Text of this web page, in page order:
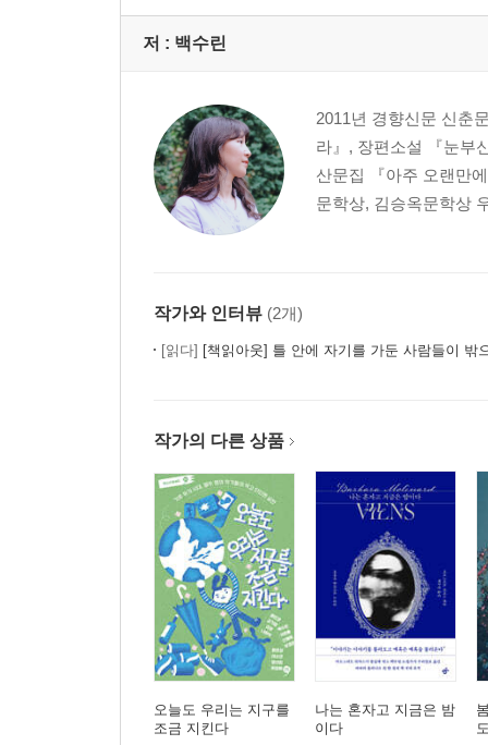
저 : 백수린
2011년 경향신문 신춘
라』, 장편소설 『눈부
산문집 『아주 오랜만
문학상, 김승옥문학상
작가와 인터뷰 (2개)
[읽다] [책읽아웃] 틀 안에 자기를 가둔 사람들이 밖으로 내딛을 용기를 주는
작가의 다른 상품
오늘도 우리는 지구를
조금 지킨다
나는 혼자고 지금은 밤
이다